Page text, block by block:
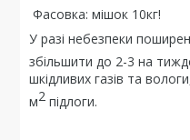
Фасовка: мішок 10кг!
У разі небезпеки
збільшити до 2-3 на
шкідливих газів та
м2 підлоги.